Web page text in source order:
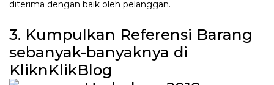
diterima dengan baik oleh pelanggan.
3. Kumpulkan Referensi Barang
sebanyak-banyaknya di
KliknKlikBlog